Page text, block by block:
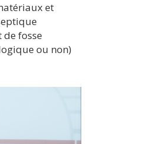
et
fosse
ou non)